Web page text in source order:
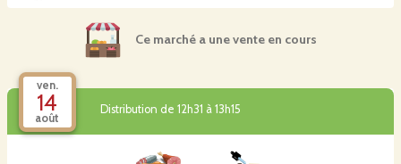
Ce marché a une vente en cours
ven.
14
août
Distribution de 12h31 à 13h15